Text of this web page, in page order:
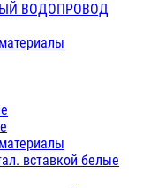
ВОДОПРОВОД
вставкой белые